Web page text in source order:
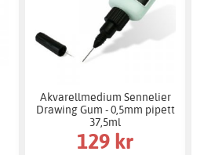
Akvarellmedium Sennelier
Drawing Gum - 0,5mm pipett
37,5ml
129 kr